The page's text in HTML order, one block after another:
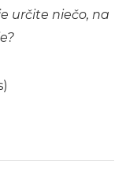
určite niečo, na